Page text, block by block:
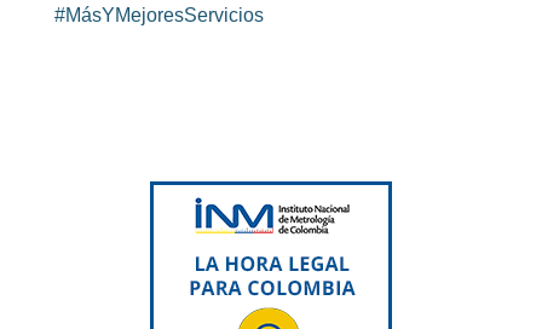
#MásYMejoresServicios